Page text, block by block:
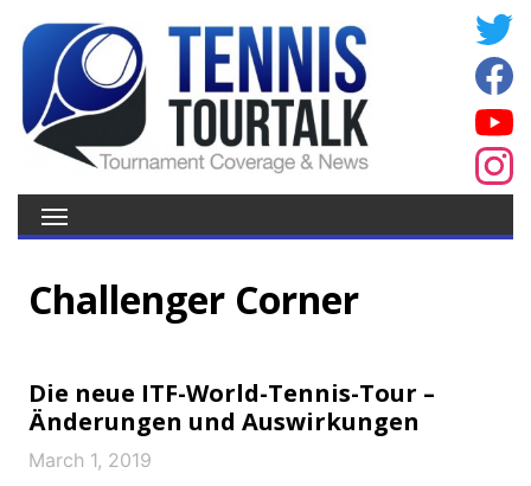
Challenger Corner
Die neue ITF-World-Tennis-Tour –
Änderungen und Auswirkungen
March 1, 2019